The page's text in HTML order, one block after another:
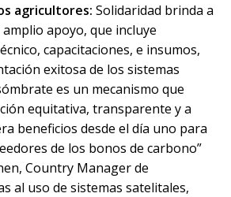
agricultores: Solidaridad brinda a
apoyo, que incluye
capacitaciones, e insumos,
exitosa de los sistemas
es un mecanismo que
equitativa, transparente y a
beneficios desde el día uno para
de los bonos de carbono”
Country Manager de
al uso de sistemas satelitales,